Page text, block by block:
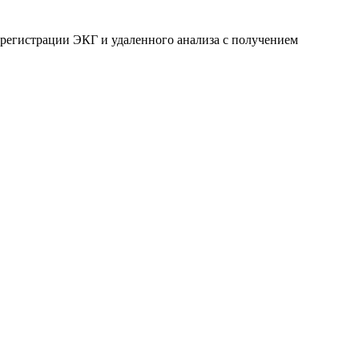
ЭКГ и удаленного анализа с получением